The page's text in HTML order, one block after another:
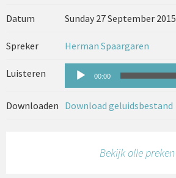
Datum Sunday 27 September 2015
Spreker Herman Spaargaren
Luisteren Audiospeler
00:00
Downloaden Download geluidsbestand
Bekijk alle preken